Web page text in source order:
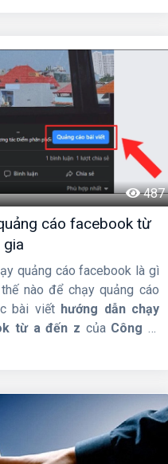
487
cáo facebook từ
gia
quảng cáo facebook là gì
nào để chạy quảng cáo
bài viết hướng dẫn chạy
từ a đến z của Công ty